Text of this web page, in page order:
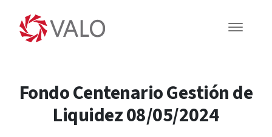
Fondo Centenario Gestión de
Liquidez 08/05/2024